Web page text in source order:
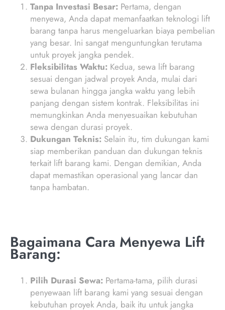
Tanpa Investasi Besar: Pertama, dengan
menyewa, Anda dapat memanfaatkan teknologi lift
barang tanpa harus mengeluarkan biaya pembelian
yang besar. Ini sangat menguntungkan terutama
untuk proyek jangka pendek.
Fleksibilitas Waktu: Kedua, sewa lift barang
sesuai dengan jadwal proyek Anda, mulai dari
sewa bulanan hingga jangka waktu yang lebih
panjang dengan sistem kontrak. Fleksibilitas ini
memungkinkan Anda menyesuaikan kebutuhan
sewa dengan durasi proyek.
Dukungan Teknis: Selain itu, tim dukungan kami
siap memberikan panduan dan dukungan teknis
terkait lift barang kami. Dengan demikian, Anda
dapat memastikan operasional yang lancar dan
tanpa hambatan.
Bagaimana Cara Menyewa Lift
Barang:
Pilih Durasi Sewa: Pertama-tama, pilih durasi
penyewaan lift barang kami yang sesuai dengan
kebutuhan proyek Anda, baik itu untuk jangka